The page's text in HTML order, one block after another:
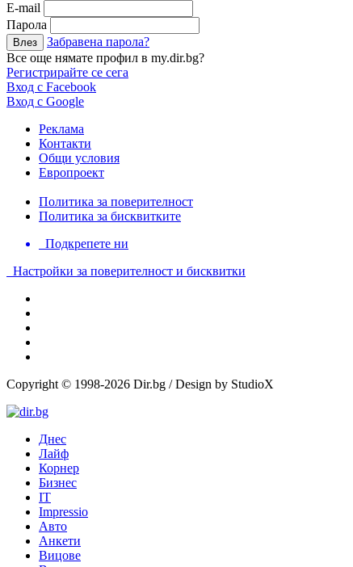
Е-mail
Парола
Забравена парола?
Все още нямате профил в my.dir.bg?
Регистрирайте се сега
Вход с Facebook
Вход с Google
Реклама
Контакти
Общи условия
Европроект
Политика за поверителност
Политика за бисквитките
Подкрепете ни
Настройки за поверителност и бисквитки
Copyright © 1998-2026 Dir.bg / Design by StudioX
Днес
Лайф
Корнер
Бизнес
IT
Impressio
Авто
Анкети
Вицове